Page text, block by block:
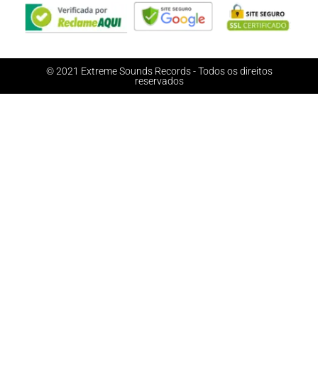
© 2021 Extreme Sounds Records - Todos os direitos
reservados